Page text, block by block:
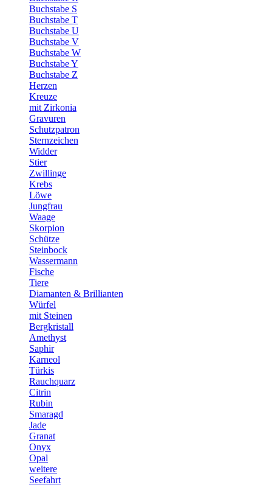
Buchstabe S
Buchstabe T
Buchstabe U
Buchstabe V
Buchstabe W
Buchstabe Y
Buchstabe Z
Herzen
Kreuze
mit Zirkonia
Gravuren
Schutzpatron
Sternzeichen
Widder
Stier
Zwillinge
Krebs
Löwe
Jungfrau
Waage
Skorpion
Schütze
Steinbock
Wassermann
Fische
Tiere
Diamanten & Brillianten
Würfel
mit Steinen
Bergkristall
Amethyst
Saphir
Karneol
Türkis
Rauchquarz
Citrin
Rubin
Smaragd
Jade
Granat
Onyx
Opal
weitere
Seefahrt